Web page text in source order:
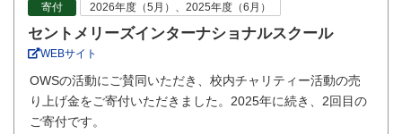
寄付 2026年度（5月）、2025年度（6月）
セントメリーズインターナショナルスクール
WEBサイト
OWSの活動にご賛同いただき、校内チャリティー活動の売
り上げ金をご寄付いただきました。2025年に続き、2回目の
ご寄付です。